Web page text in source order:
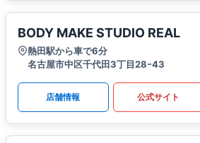
BODY MAKE STUDIO REAL
熱田駅から車で6分
名古屋市中区千代田3丁目28ｰ43
店舗情報 公式サイト